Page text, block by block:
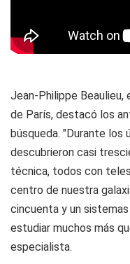
Jean-Philippe
de París, destacó los
búsqueda. "Durante los
descubrieron casi
técnica, todos con
centro de nuestra
cincuenta y un
estudiar muchos más
especialista.